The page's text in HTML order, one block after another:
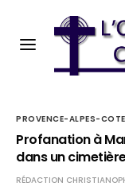
PROVENCE-ALPES-
Profanation à
dans un
RÉDACTION